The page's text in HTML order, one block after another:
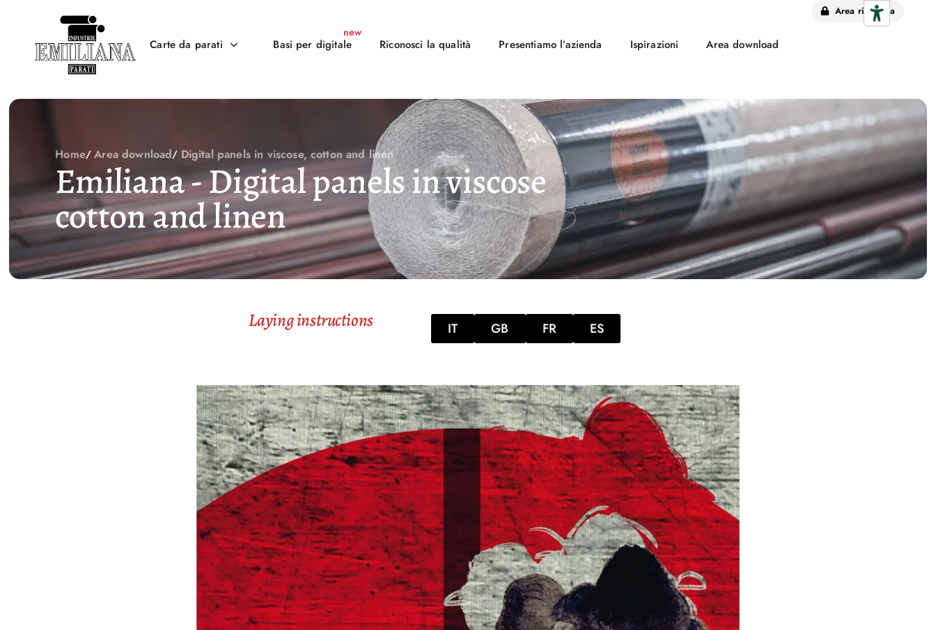
Carte da parati Basi per digitale Riconosci la qualità Presentiamo l’azienda Ispirazioni Area download
Area riservata
Home Area download Digital panels in viscose, cotton and linen
Emiliana - Digital panels in viscose
cotton and linen
Laying instructions IT GB FR ES